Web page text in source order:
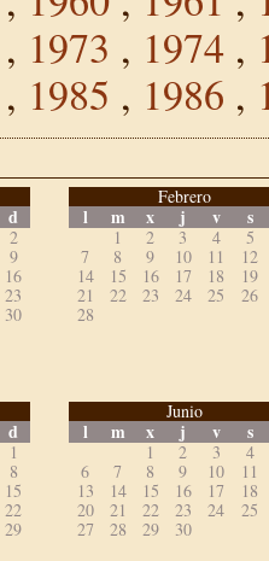
, 1973 , 1974 ,
, 1985 , 1986 ,
d
2
9
16
23
30
Febrero
l m x j v s
1 2 3 4
5
7
8 9 10 11
12
14
15 16 17 18
19
21
22 23 24 25
26
28
d
1
8
15
22
29
Junio
l m x j v s
1 2 3
4
6
7 8 9 10
11
13
14 15 16 17
18
20
21 22 23 24
25
27
28 29 30